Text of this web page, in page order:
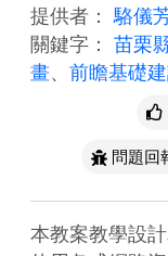
提供者： 駱儀
關鍵字： 苗栗
畫、 前瞻基礎
問題回
本教案教學設